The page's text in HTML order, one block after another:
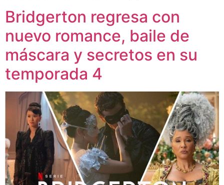
Bridgerton regresa con
nuevo romance, baile de
máscara y secretos en su
temporada 4